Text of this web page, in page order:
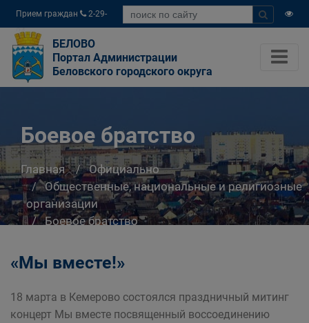
Прием граждан
2-29-
04
БЕЛОВО
Портал Администрации
Беловского городского округа
Боевое братство
Главная
Официально
Общественные, национальные и религиозные
организации
Боевое братство
«Мы вместе!»
18 марта в Кемерово состоялся праздничный митинг
концерт Мы вместе посвященный воссоединению